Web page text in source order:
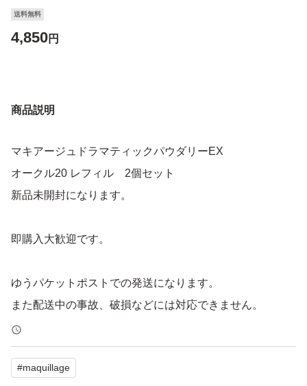
送料無料
4,850円
商品説明
マキアージュドラマティックパウダリーEX
オークル20 レフィル 2個セット
新品未開封になります。
即購入大歓迎です。
ゆうパケットポストでの発送になります。
また配送中の事故、破損などには対応できません。
ご理解・ご了承よろしくお願い致します。
こちらの商品はお値下げ不可になります。
#maquillage